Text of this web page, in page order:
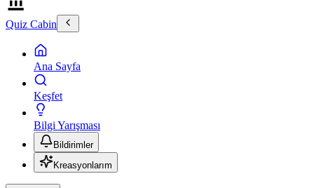
Quiz Cabin
Ana Sayfa
Keşfet
Bilgi Yarışması
Bildirimler
Kreasyonlarım